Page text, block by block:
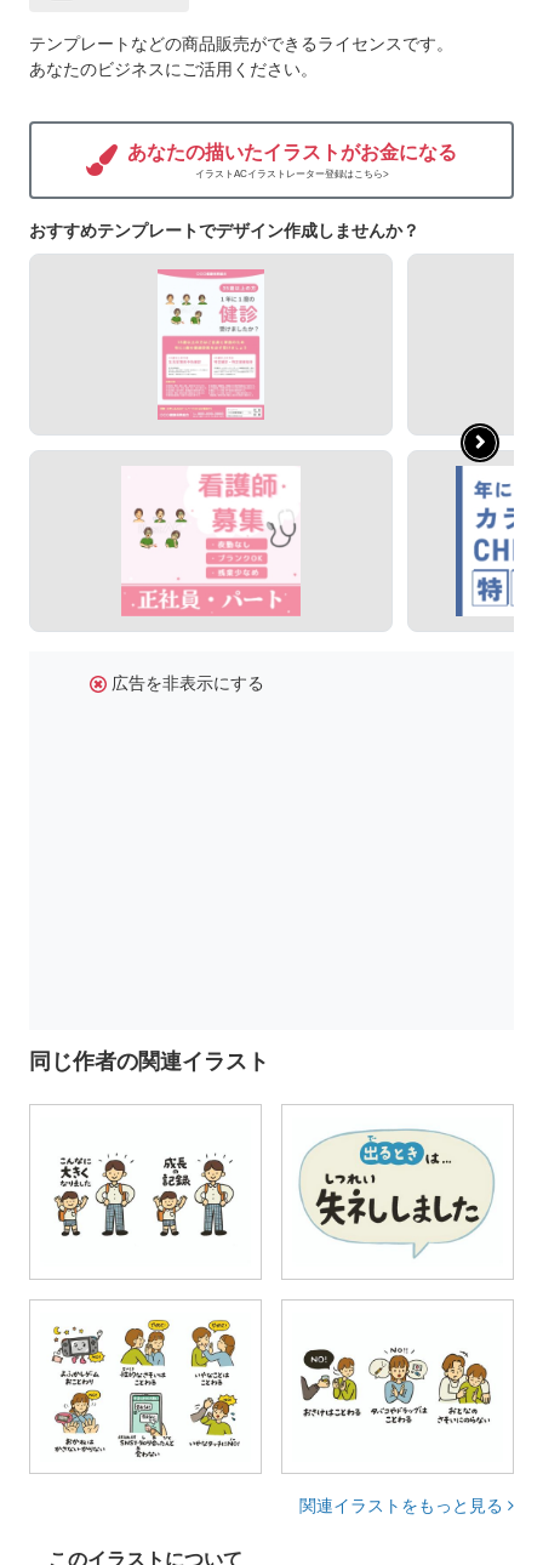
テンプレートなどの商品販売ができるライセンスです。
あなたのビジネスにご活用ください。
あなたの描いたイラストがお金になる
イラストACイラストレーター登録はこちら>
おすすめテンプレートでデザイン作成しませんか？
広告を非表示にする
同じ作者の関連イラスト
関連イラストをもっと見る
このイラストについて